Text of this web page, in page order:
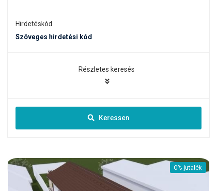
Hirdetéskód
Részletes keresés
Keressen
0% jutalék